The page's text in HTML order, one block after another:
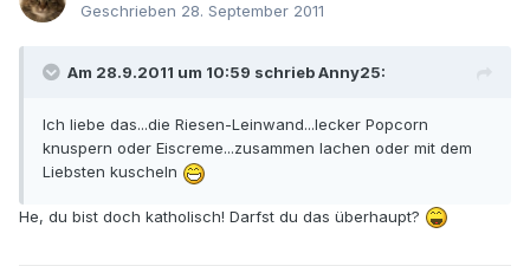
Geschrieben 28. September 2011
Am 28.9.2011 um 10:59 schrieb Anny25:
Ich liebe das...die Riesen-Leinwand...lecker Popcorn
knuspern oder Eiscreme...zusammen lachen oder mit dem
Liebsten kuscheln
He, du bist doch katholisch! Darfst du das überhaupt?